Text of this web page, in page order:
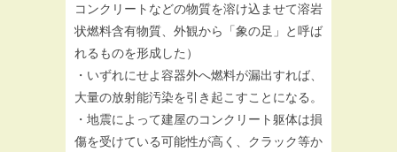
コンクリートなどの物質を溶け込ませて溶岩
状燃料含有物質、外観から「象の足」と呼ば
れるものを形成した）
・いずれにせよ容器外へ燃料が漏出すれば、
大量の放射能汚染を引き起こすことになる。
・地震によって建屋のコンクリート躯体は損
傷を受けている可能性が高く、クラック等か